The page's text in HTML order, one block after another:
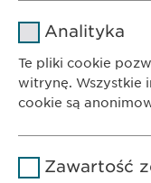
Czas
trwania
1
Powód
na
Analityka
Te pliki cookie
witrynę. Wszystkie
cookie są
Zawartość